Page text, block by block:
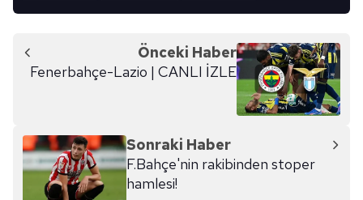
Önceki Haber
Fenerbahçe-Lazio | CANLI İZLE
Sonraki Haber
F.Bahçe'nin rakibinden stoper
hamlesi!